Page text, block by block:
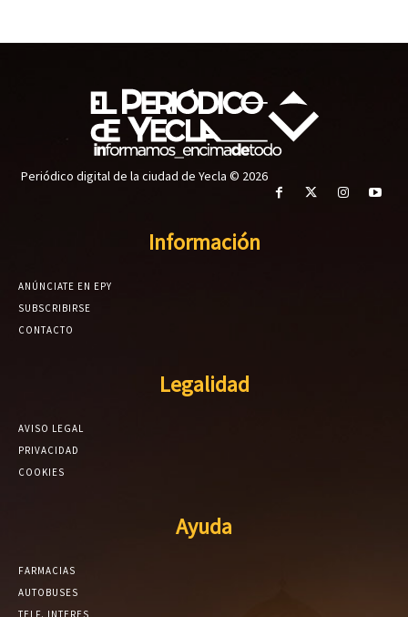
Periódico digital de la ciudad de Yecla © 2026
Información
ANÚNCIATE EN EPY
SUBSCRIBIRSE
CONTACTO
Legalidad
AVISO LEGAL
PRIVACIDAD
COOKIES
Ayuda
FARMACIAS
AUTOBUSES
TELF. INTERES